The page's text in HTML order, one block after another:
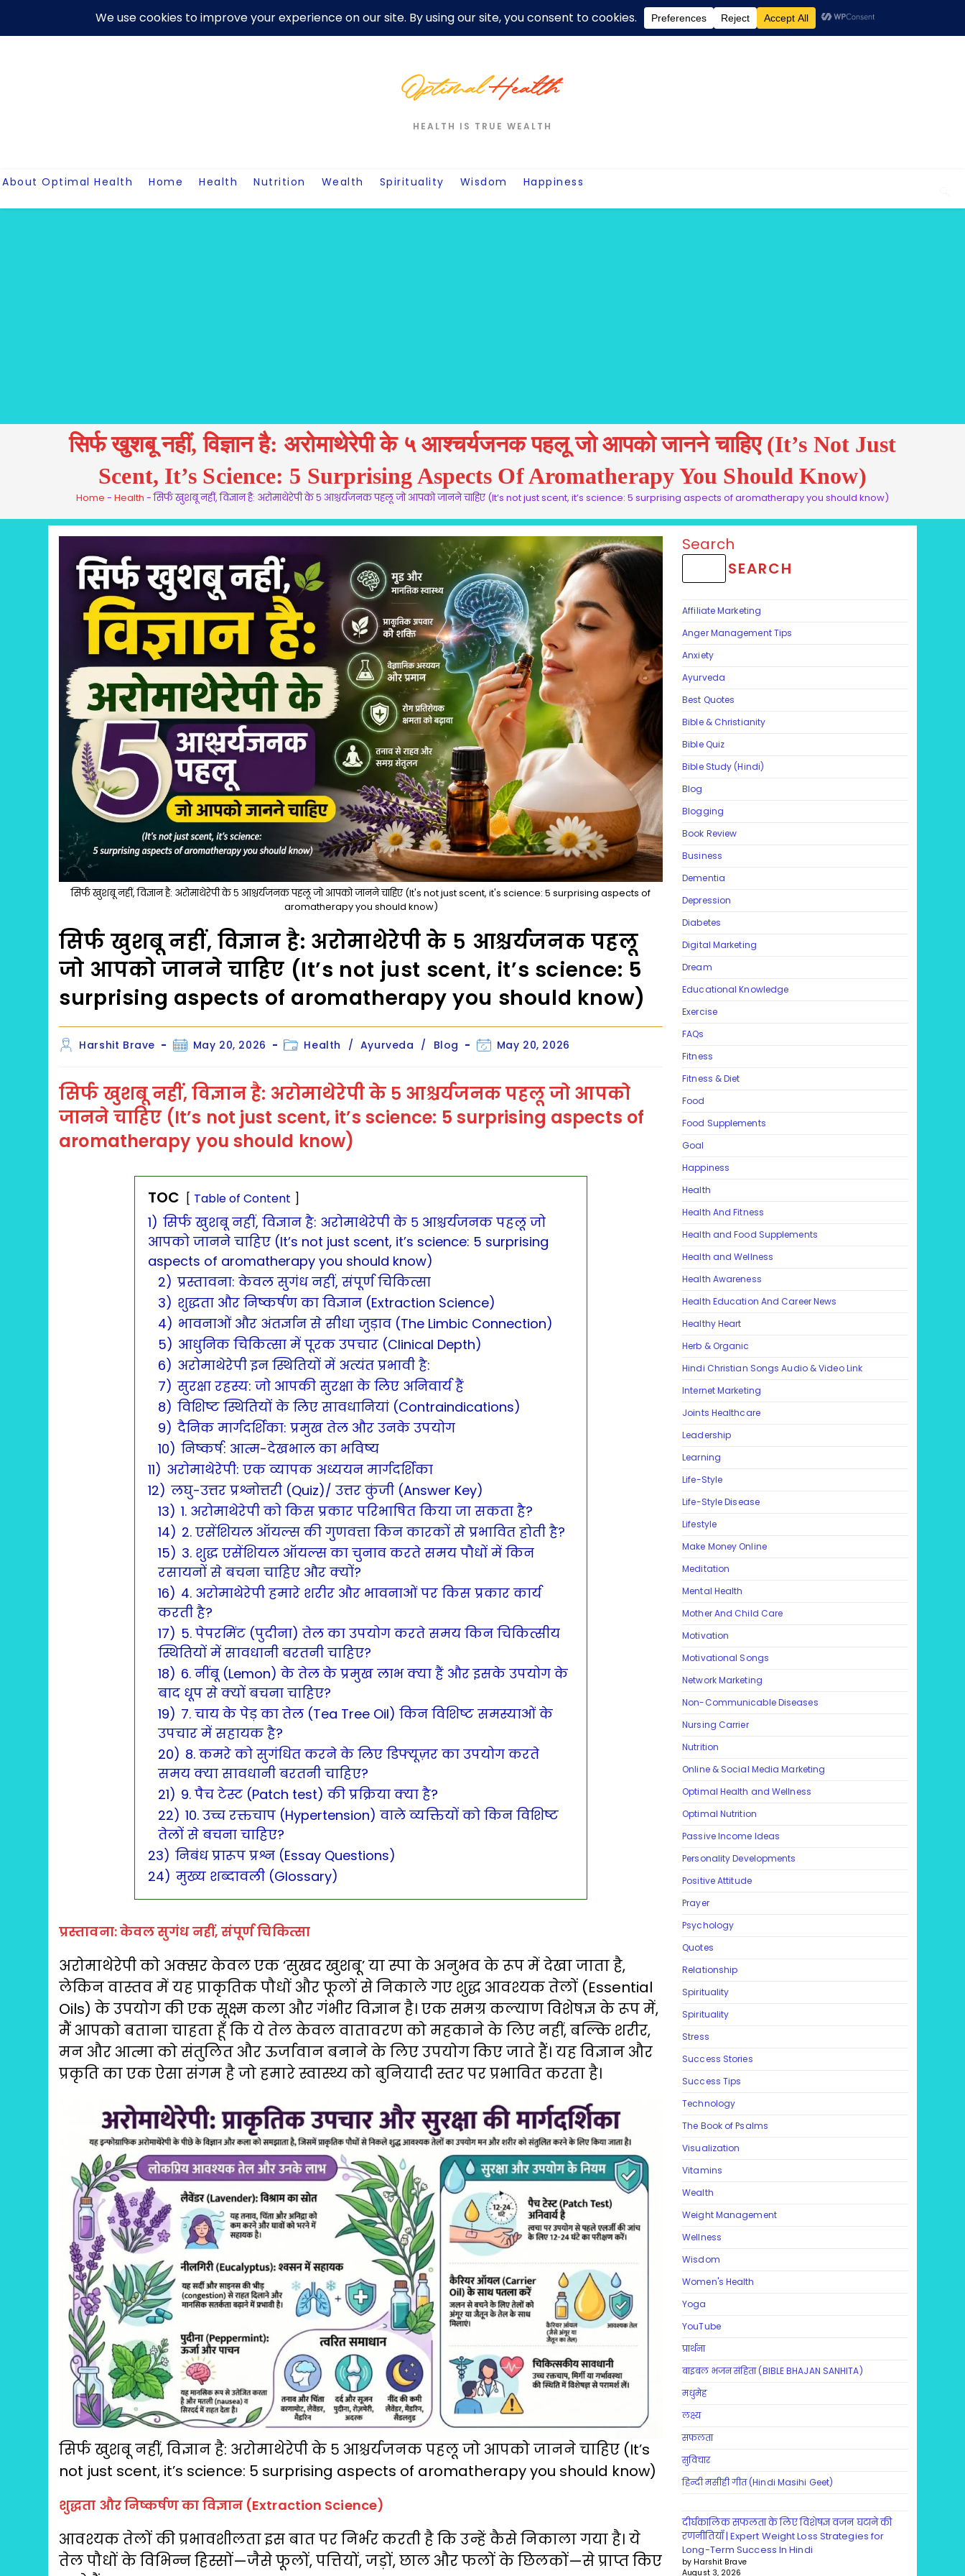
content
Contact Me Terms And Conditions Disclaimer Privacy Policy For Motivation Quotes Quotes Post Welcome To My Blog "Optimal Health"
HEALTH IS TRUE WEALTH
About Optimal Health Home Health Nutrition Wealth Spirituality Wisdom Happiness
सिर्फ खुशबू नहीं, विज्ञान है: अरोमाथेरेपी के ५ आश्चर्यजनक पहलू जो आपको जानने चाहिए (It’s Not Just
Scent, It’s Science: 5 Surprising Aspects Of Aromatherapy You Should Know)
Home - Health -सिर्फ खुशबू नहीं, विज्ञान है: अरोमाथेरेपी के ५ आश्चर्यजनक पहलू जो आपको जानने चाहिए (It’s not just scent, it’s science: 5 surprising aspects of aromatherapy you should know)
सिर्फ खुशबू नहीं, विज्ञान है: अरोमाथेरेपी के ५ आश्चर्यजनक पहलू जो आपको जानने चाहिए (It's not just scent, it's science: 5 surprising aspects of
aromatherapy you should know)
सिर्फ खुशबू नहीं, विज्ञान है: अरोमाथेरेपी के ५ आश्चर्यजनक पहलू
जो आपको जानने चाहिए (It’s not just scent, it’s science: 5
surprising aspects of aromatherapy you should know)
PostHarshit Brave
PostMay 20, 2026
PostHealth / Ayurveda / Blog
PostMay 20, 2026
सिर्फ खुशबू नहीं, विज्ञान है: अरोमाथेरेपी के ५ आश्चर्यजनक पहलू जो आपको
जानने चाहिए(It’s not just scent, it’s science: 5 surprising aspects of
aromatherapy you should know)
TOC Table of Content
1) सिर्फ खुशबू नहीं, विज्ञान है: अरोमाथेरेपी के ५ आश्चर्यजनक पहलू जो
आपको जानने चाहिए (It’s not just scent, it’s science: 5 surprising
aspects of aromatherapy you should know)
2) प्रस्तावना: केवल सुगंध नहीं, संपूर्ण चिकित्सा
3) शुद्धता और निष्कर्षण का विज्ञान (Extraction Science)
4) भावनाओं और अंतर्ज्ञान से सीधा जुड़ाव (The Limbic Connection)
5) आधुनिक चिकित्सा में पूरक उपचार (Clinical Depth)
6) अरोमाथेरेपी इन स्थितियों में अत्यंत प्रभावी है:
7) सुरक्षा रहस्य: जो आपकी सुरक्षा के लिए अनिवार्य हैं
8) विशिष्ट स्थितियों के लिए सावधानियां (Contraindications)
9) दैनिक मार्गदर्शिका: प्रमुख तेल और उनके उपयोग
10) निष्कर्ष: आत्म-देखभाल का भविष्य
11) अरोमाथेरेपी: एक व्यापक अध्ययन मार्गदर्शिका
12) लघु-उत्तर प्रश्नोत्तरी (Quiz)/ उत्तर कुंजी (Answer Key)
13) 1. अरोमाथेरेपी को किस प्रकार परिभाषित किया जा सकता है?
14) 2. एसेंशियल ऑयल्स की गुणवत्ता किन कारकों से प्रभावित होती है?
15) 3. शुद्ध एसेंशियल ऑयल्स का चुनाव करते समय पौधों में किन
रसायनों से बचना चाहिए और क्यों?
16) 4. अरोमाथेरेपी हमारे शरीर और भावनाओं पर किस प्रकार कार्य
करती है?
17) 5. पेपरमिंट (पुदीना) तेल का उपयोग करते समय किन चिकित्सीय
स्थितियों में सावधानी बरतनी चाहिए?
18) 6. नींबू (Lemon) के तेल के प्रमुख लाभ क्या हैं और इसके उपयोग के
बाद धूप से क्यों बचना चाहिए?
19) 7. चाय के पेड़ का तेल (Tea Tree Oil) किन विशिष्ट समस्याओं के
उपचार में सहायक है?
20) 8. कमरे को सुगंधित करने के लिए डिफ्यूज़र का उपयोग करते
समय क्या सावधानी बरतनी चाहिए?
21) 9. पैच टेस्ट (Patch test) की प्रक्रिया क्या है?
22) 10. उच्च रक्तचाप (Hypertension) वाले व्यक्तियों को किन विशिष्ट
तेलों से बचना चाहिए?
23) निबंध प्रारूप प्रश्न (Essay Questions)
24) मुख्य शब्दावली (Glossary)
प्रस्तावना: केवल सुगंध नहीं, संपूर्ण चिकित्सा
अरोमाथेरेपी को अक्सर केवल एक ‘सुखद खुशबू’ या स्पा के अनुभव के रूप में देखा जाता है,
लेकिन वास्तव में यह प्राकृतिक पौधों और फूलों से निकाले गए शुद्ध आवश्यक तेलों (Essential
Oils) के उपयोग की एक सूक्ष्म कला और गंभीर विज्ञान है। एक समग्र कल्याण विशेषज्ञ के रूप में,
मैं आपको बताना चाहता हूँ कि ये तेल केवल वातावरण को महकाने के लिए नहीं, बल्कि शरीर,
मन और आत्मा को संतुलित और ऊर्जावान बनाने के लिए उपयोग किए जाते हैं। यह विज्ञान और
प्रकृति का एक ऐसा संगम है जो हमारे स्वास्थ्य को बुनियादी स्तर पर प्रभावित करता है।
सिर्फ खुशबू नहीं, विज्ञान है: अरोमाथेरेपी के ५ आश्चर्यजनक पहलू जो आपको जानने चाहिए (It’s
not just scent, it’s science: 5 surprising aspects of aromatherapy you should know)
शुद्धता और निष्कर्षण का विज्ञान (Extraction Science)
आवश्यक तेलों की प्रभावशीलता इस बात पर निर्भर करती है कि उन्हें कैसे निकाला गया है। ये
तेल पौधों के विभिन्न हिस्सों—जैसे फूलों, पत्तियों, जड़ों, छाल और फलों के छिलकों—से प्राप्त किए
Search
SEARCH
Affiliate Marketing
Anger Management Tips
Anxiety
Ayurveda
Best Quotes
Bible & Christianity
Bible Quiz
Bible Study (Hindi)
Blog
Blogging
Book Review
Business
Dementia
Depression
Diabetes
Digital Marketing
Dream
Educational Knowledge
Exercise
FAQs
Fitness
Fitness & Diet
Food
Food Supplements
Goal
Happiness
Health
Health And Fitness
Health and Food Supplements
Health and Wellness
Health Awareness
Health Education And Career News
Healthy Heart
Herb & Organic
Hindi Christian Songs Audio & Video Link
Internet Marketing
Joints Healthcare
Leadership
Learning
Life-Style
Life-Style Disease
Lifestyle
Make Money Online
Meditation
Mental Health
Mother And Child Care
Motivation
Motivational Songs
Network Marketing
Non-Communicable Diseases
Nursing Carrier
Nutrition
Online & Social Media Marketing
Optimal Health and Wellness
Optimal Nutrition
Passive Income Ideas
Personality Developments
Positive Attitude
Prayer
Psychology
Quotes
Relationship
Spirituality
Spirituality
Stress
Success Stories
Success Tips
Technology
The Book of Psalms
Visualization
Vitamins
Wealth
Weight Management
Wellness
Wisdom
Women's Health
Yoga
YouTube
प्रार्थना
बाइबल भजन संहिता (BIBLE BHAJAN SANHITA)
मधुमेह
लक्ष्य
सफलता
सुविचार
हिन्दी मसीही गीत (Hindi Masihi Geet)
दीर्घकालिक सफलता के लिए विशेषज्ञ वजन घटाने की
रणनीतियाँ | Expert Weight Loss Strategies for
Long-Term Success In Hindi
by Harshit Brave
August 3, 2026